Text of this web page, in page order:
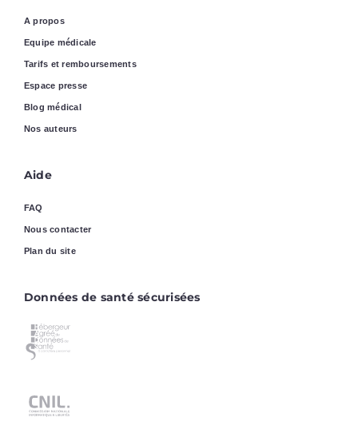
A propos
Equipe médicale
Tarifs et remboursements
Espace presse
Blog médical
Nos auteurs
Aide
FAQ
Nous contacter
Plan du site
Données de santé sécurisées